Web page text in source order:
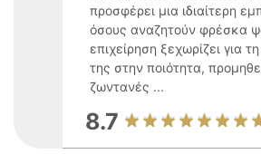
προσφέρει μια ιδιαίτερη
όσους αναζητούν φρέσκα
επιχείρηση ξεχωρίζει για
της στην ποιότητα,
ζωντανές ...
8.7